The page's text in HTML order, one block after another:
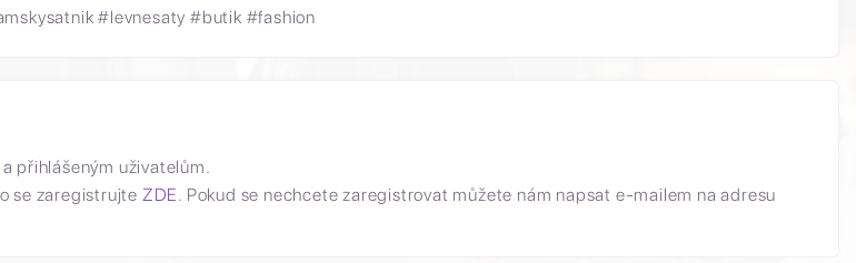
#levnesaty #butik #fashion
přihlášeným uživatelům.
se zaregistrujte ZDE. Pokud se nechcete zaregistrovat můžete nám napsat e-mailem na adresu